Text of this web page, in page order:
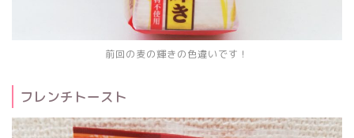
前回の麦の輝きの色違いです！
フレンチトースト